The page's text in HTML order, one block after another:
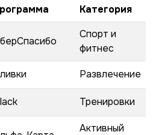
Категория
Спорт и
фитнес
Развлечение
Тренировки
Активный